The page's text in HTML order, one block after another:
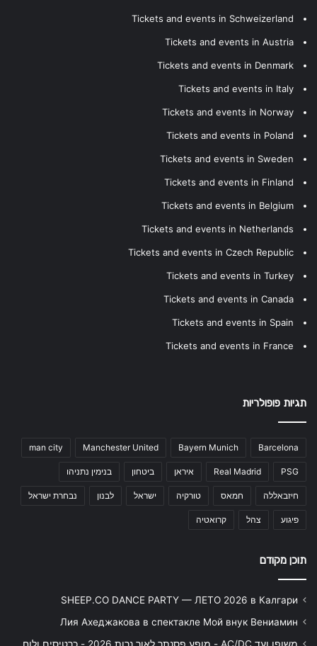
Tickets and events in Schweizerland
Tickets and events in Austria
Tickets and events in Denmark
Tickets and events in Italy
Tickets and events in Norway
Tickets and events in Poland
Tickets and events in Sweden
Tickets and events in Finland
Tickets and events in Belgium
Tickets and events in Netherlands
Tickets and events in Czech Republic
Tickets and events in Turkey
Tickets and events in Canada
Tickets and events in Spain
Tickets and events in France
תגיות פופולריות
Barcelona
Bayern Munich
Manchester United
man city
PSG
Real Madrid איראן ביטחון בנימין נתניהו
חיזבאללה חמאס טורקיה ישראל לבנון נבחרת ישראל
פיגוע צהל קרואטיה
תוכן מקודם
SHEEP.CO DANCE PARTY — ЛЕТО 2026 в Калгари
Лия Ахеджакова в спектакле Мой внук Вениамин